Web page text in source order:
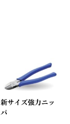
新サイズ強力ニッ
パ